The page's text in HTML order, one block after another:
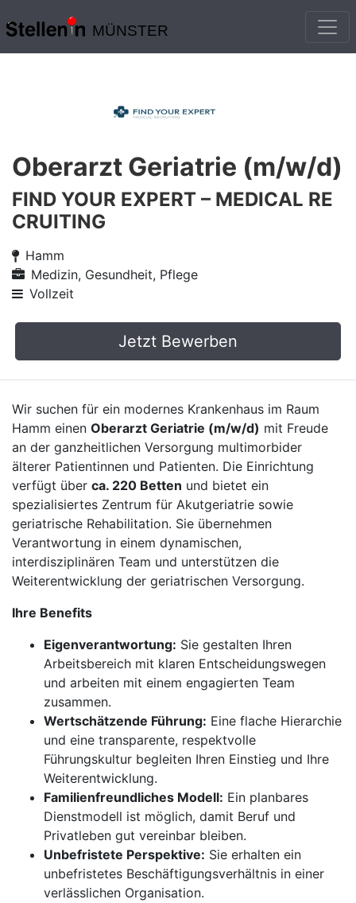
MÜNSTER
Oberarzt Geriatrie (m/w/d)
FIND YOUR EXPERT – MEDICAL RE
CRUITING
Hamm
Medizin, Gesundheit, Pflege
Vollzeit
Jetzt Bewerben
Wir suchen für ein modernes Krankenhaus im Raum
Hamm einen Oberarzt Geriatrie (m/w/d) mit Freude
an der ganzheitlichen Versorgung multimorbider
älterer Patientinnen und Patienten. Die Einrichtung
verfügt über ca. 220 Betten und bietet ein
spezialisiertes Zentrum für Akutgeriatrie sowie
geriatrische Rehabilitation. Sie übernehmen
Verantwortung in einem dynamischen,
interdisziplinären Team und unterstützen die
Weiterentwicklung der geriatrischen Versorgung.
Ihre Benefits
Eigenverantwortung: Sie gestalten Ihren
Arbeitsbereich mit klaren Entscheidungswegen
und arbeiten mit einem engagierten Team
zusammen.
Wertschätzende Führung: Eine flache Hierarchie
und eine transparente, respektvolle
Führungskultur begleiten Ihren Einstieg und Ihre
Weiterentwicklung.
Familienfreundliches Modell: Ein planbares
Dienstmodell ist möglich, damit Beruf und
Privatleben gut vereinbar bleiben.
Unbefristete Perspektive: Sie erhalten ein
unbefristetes Beschäftigungsverhältnis in einer
verlässlichen Organisation.